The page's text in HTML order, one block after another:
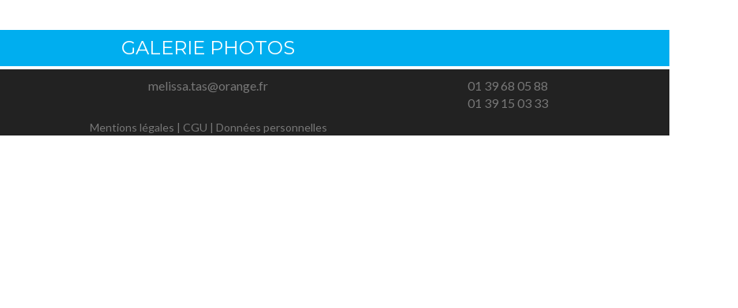
GALERIE PHOTOS
melissa.tas@orange.fr
01 39 68 05 88
01 39 15 03 33
Mentions légales | CGU | Données personnelles